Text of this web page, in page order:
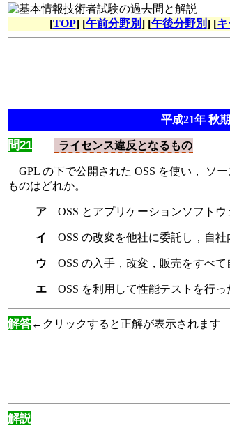
[TOP] [午前分野別] [午後分野別] [キ
平成21年 秋
問21 ライセンス違反となるもの
GPL の下で公開された OSS を使い， ソ
ものはどれか。
ア OSS とアプリケーションソフト
イ OSS の改変を他社に委託し，自社
ウ OSS の入手，改変，販売をすべて
エ OSS を利用して性能テストを行
解答←クリックすると正解が表示されます
解説